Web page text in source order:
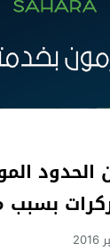
بسبب